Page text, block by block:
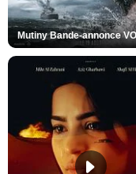
Mutiny Bande-annonce